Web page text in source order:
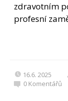
zdravotním
profesní
16.6. 2025
0 Komentářů